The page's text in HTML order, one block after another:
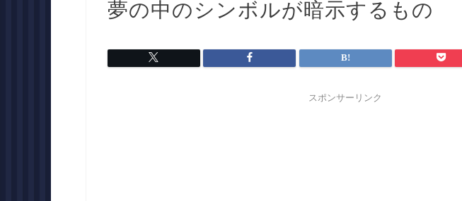
夢の中のシンボルが暗示するもの
スポンサーリンク